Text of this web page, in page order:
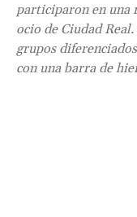
participaron en una
ocio de Ciudad
grupos
con una barra de